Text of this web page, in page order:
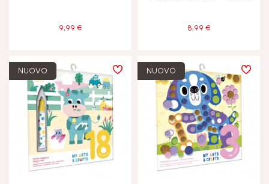
9,99 € 8,99 €
NUOVO NUOVO